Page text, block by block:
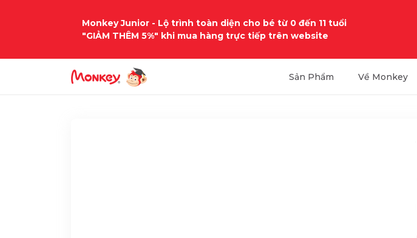
Monkey Junior - Lộ trình toàn diện cho bé từ 0 đến 11 tuổi
"GIẢM THÊM 5%" khi mua hàng trực tiếp trên website
Sản Phẩm Về Monkey
Trang chủ Học liệu